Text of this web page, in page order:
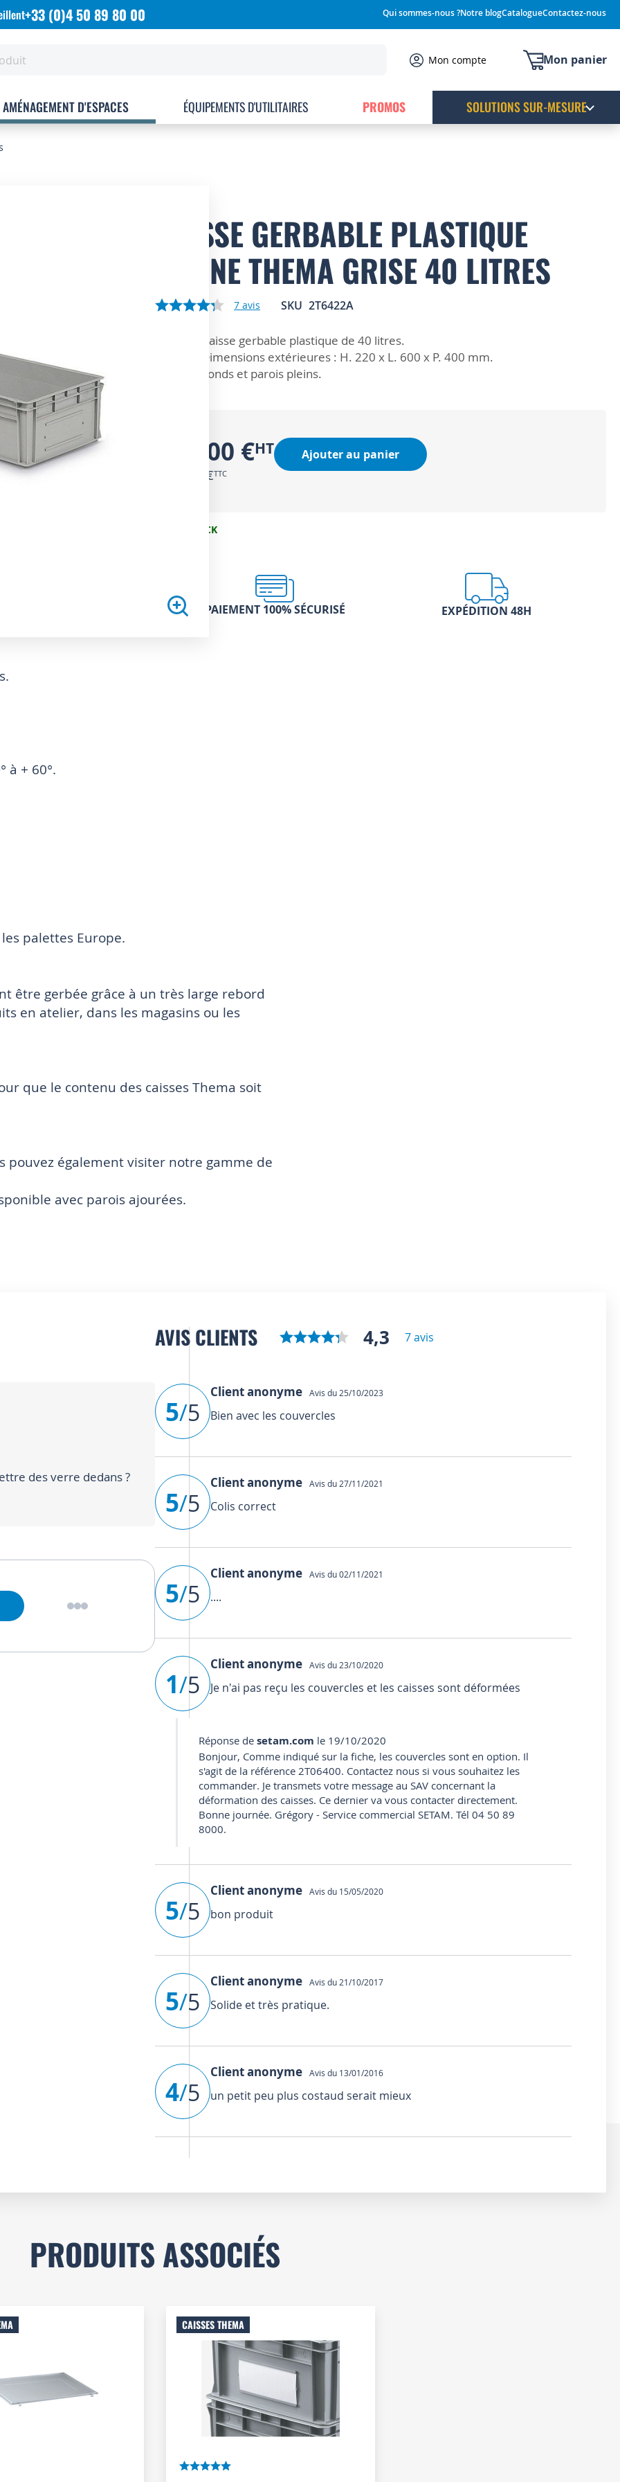
Qui sommes-nous ?Notre blogCatalogueContactez-nous
+33 (0)4 50 89 80 00
Mon panier
Mon compte
AMÉNAGEMENT D'ESPACES ÉQUIPEMENTS D'UTILITAIRES PROMOS SOLUTIONS SUR-MESURE
CAISSE GERBABLE PLASTIQUE
PLEINE THEMA GRISE 40 LITRES
7 avis SKU 2T6422A
Caisse gerbable plastique de 40 litres.
Dimensions extérieures : H. 220 x L. 600 x P. 400 mm.
Fonds et parois pleins.
27,00 €
32,40 €
Ajouter au panier
EN STOCK
PAIEMENT 100% SÉCURISÉ EXPÉDITION 48H
à + 60°.
palettes Europe.
être gerbée grâce à un très large rebord
en atelier, dans les magasins ou les
que le contenu des caisses Thema soit
pouvez également visiter notre gamme de
avec parois ajourées.
des verre dedans ?
AVIS CLIENTS 4,3 7 avis
5/5
Client anonyme Avis du 25/10/2023
Bien avec les couvercles
5/5
Client anonyme Avis du 27/11/2021
Colis correct
5/5
Client anonyme Avis du 02/11/2021
....
1/5
Client anonyme Avis du 23/10/2020
Je n'ai pas reçu les couvercles et les caisses sont déformées
Réponse desetam.com le 19/10/2020
Bonjour, Comme indiqué sur la fiche, les couvercles sont en option. Il
s'agit de la référence 2T06400. Contactez nous si vous souhaitez les
commander. Je transmets votre message au SAV concernant la
déformation des caisses. Ce dernier va vous contacter directement.
Bonne journée. Grégory - Service commercial SETAM. Tél 04 50 89
8000.
5/5
Client anonyme Avis du 15/05/2020
bon produit
5/5
Client anonyme Avis du 21/10/2017
Solide et très pratique.
4/5
Client anonyme Avis du 13/01/2016
un petit peu plus costaud serait mieux
PRODUITS ASSOCIÉS
CAISSES THEMA